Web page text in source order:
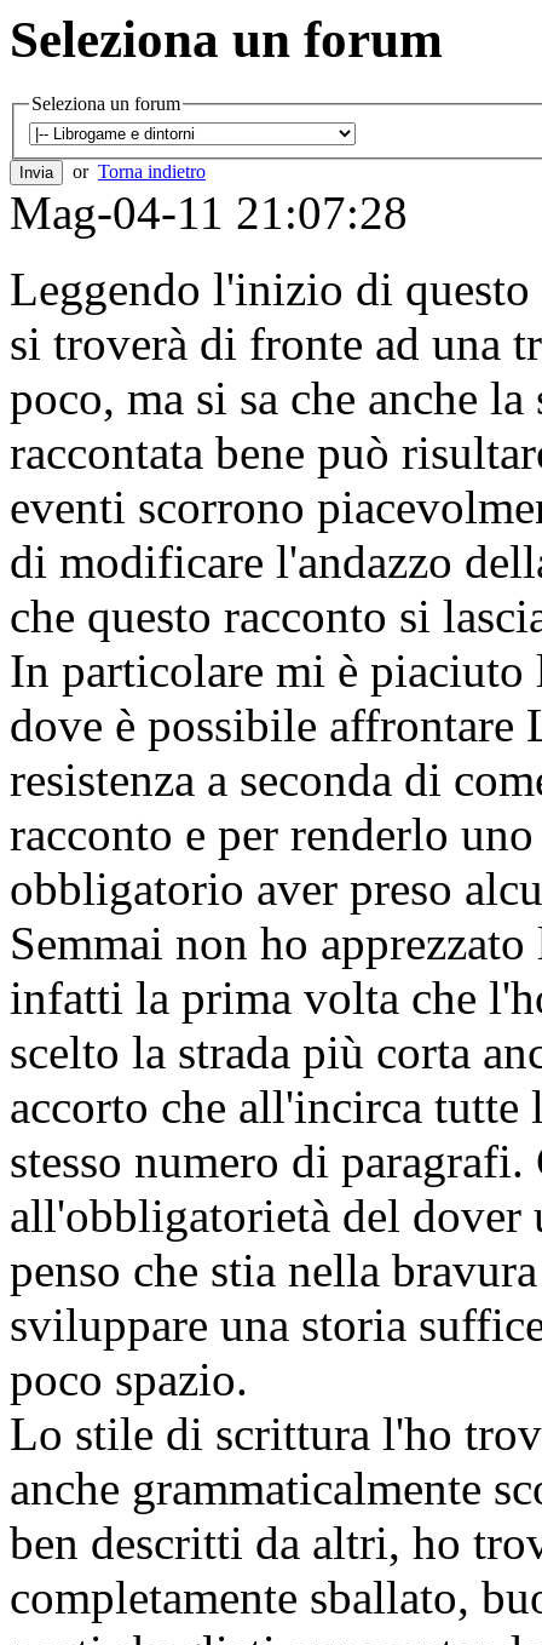
Seleziona un forum
Seleziona un forum
or Torna indietro
Mag-04-11 21:07:28
Leggendo l'inizio di questo
si troverà di fronte ad una
poco, ma si sa che anche
raccontata bene può
eventi scorrono
di modificare l'andazzo
che questo racconto si
In particolare mi è piaciuto
dove è possibile
resistenza a seconda di
racconto e per renderlo
obbligatorio aver preso
Semmai non ho
infatti la prima volta che
scelto la strada più corta
accorto che all'incirca tutte
stesso numero di
all'obbligatorietà del dover
penso che stia nella
sviluppare una storia
poco spazio.
Lo stile di scrittura l'ho
anche grammaticalmente
ben descritti da altri, ho
completamente sballato,